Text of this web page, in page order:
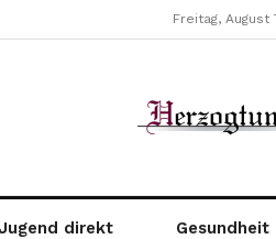
Freitag, August
direkt Gesundheit